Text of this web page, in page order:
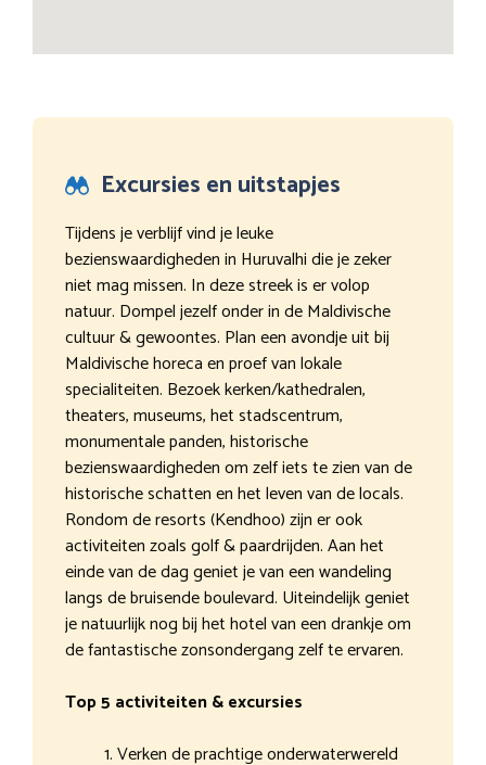
Excursies en uitstapjes
Tijdens je verblijf vind je leuke
bezienswaardigheden in Huruvalhi die je zeker
niet mag missen. In deze streek is er volop
natuur. Dompel jezelf onder in de Maldivische
cultuur & gewoontes. Plan een avondje uit bij
Maldivische horeca en proef van lokale
specialiteiten. Bezoek kerken/kathedralen,
theaters, museums, het stadscentrum,
monumentale panden, historische
bezienswaardigheden om zelf iets te zien van de
historische schatten en het leven van de locals.
Rondom de resorts (Kendhoo) zijn er ook
activiteiten zoals golf & paardrijden. Aan het
einde van de dag geniet je van een wandeling
langs de bruisende boulevard. Uiteindelijk geniet
je natuurlijk nog bij het hotel van een drankje om
de fantastische zonsondergang zelf te ervaren.
Top 5 activiteiten & excursies
Verken de prachtige onderwaterwereld